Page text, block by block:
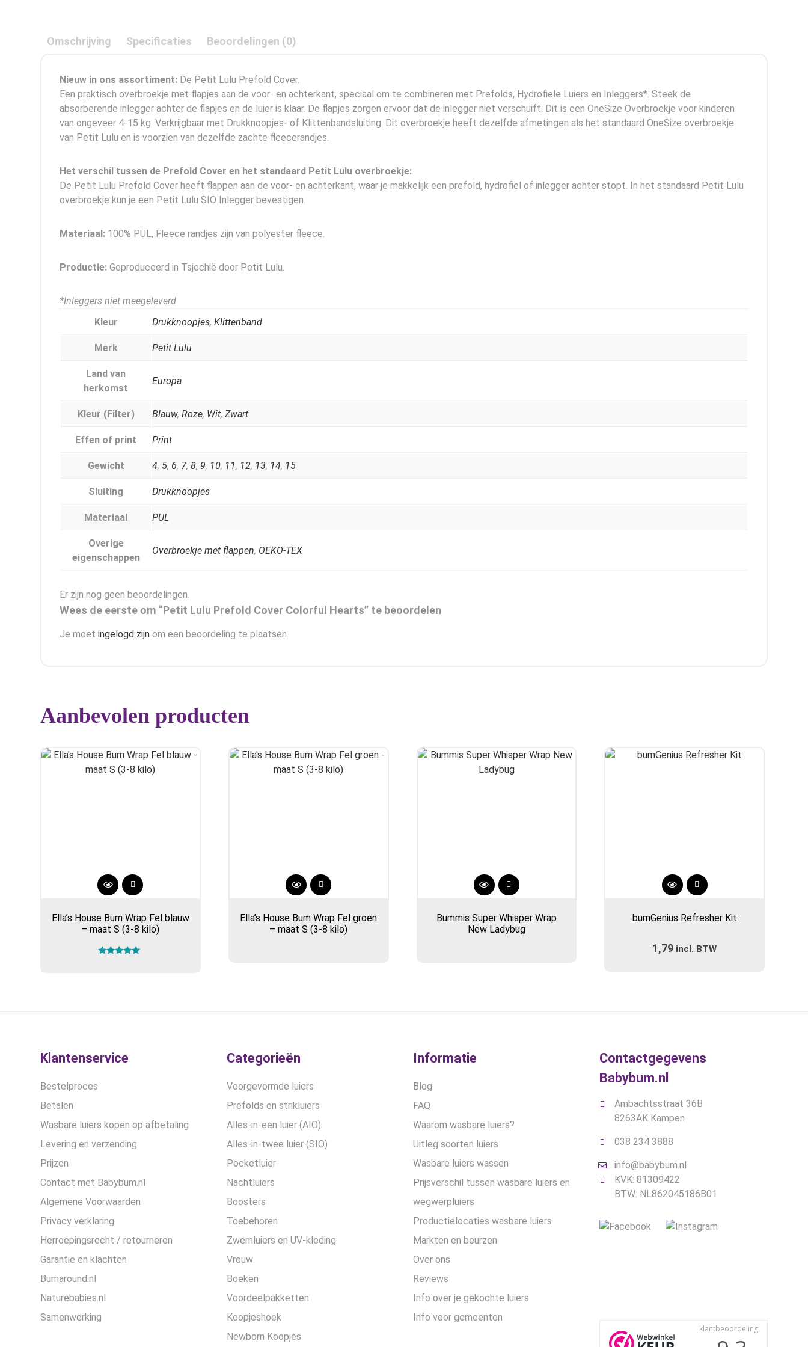
Omschrijving Specificaties Beoordelingen (0)
Nieuw in ons assortiment: De Petit Lulu Prefold Cover.
Een praktisch overbroekje met flapjes aan de voor- en achterkant, speciaal om te combineren met Prefolds, Hydrofiele Luiers en Inleggers*. Steek de
absorberende inlegger achter de flapjes en de luier is klaar. De flapjes zorgen ervoor dat de inlegger niet verschuift. Dit is een OneSize Overbroekje voor kinderen
van ongeveer 4-15 kg. Verkrijgbaar met Drukknoopjes- of Klittenbandsluiting. Dit overbroekje heeft dezelfde afmetingen als het standaard OneSize overbroekje
van Petit Lulu en is voorzien van dezelfde zachte fleecerandjes.
Het verschil tussen de Prefold Cover en het standaard Petit Lulu overbroekje:
De Petit Lulu Prefold Cover heeft flappen aan de voor- en achterkant, waar je makkelijk een prefold, hydrofiel of inlegger achter stopt. In het standaard Petit Lulu
overbroekje kun je een Petit Lulu SIO Inlegger bevestigen.
Materiaal: 100% PUL, Fleece randjes zijn van polyester fleece.
Productie: Geproduceerd in Tsjechië door Petit Lulu.
*Inleggers niet meegeleverd
Kleur
Drukknoopjes, Klittenband
Merk Petit Lulu
Land van
herkomst
Europa
Kleur (Filter) Blauw, Roze, Wit, Zwart
Effen of print Print
Gewicht 4, 5, 6, 7, 8, 9, 10, 11, 12, 13, 14, 15
Sluiting Drukknoopjes
Materiaal PUL
Overige
eigenschappen
Overbroekje met flappen, OEKO-TEX
Er zijn nog geen beoordelingen.
Wees de eerste om “Petit Lulu Prefold Cover Colorful Hearts” te beoordelen
Je moet ingelogd zijn om een beoordeling te plaatsen.
Aanbevolen producten
Ella’s House Bum Wrap Fel blauw
– maat S (3-8 kilo)
Ella’s House Bum Wrap Fel groen
– maat S (3-8 kilo)
Bummis Super Whisper Wrap
New Ladybug
bumGenius Refresher Kit
1,79 incl. BTW
Klantenservice
Bestelproces
Betalen
Wasbare luiers kopen op afbetaling
Levering en verzending
Prijzen
Contact met Babybum.nl
Algemene Voorwaarden
Privacy verklaring
Herroepingsrecht / retourneren
Garantie en klachten
Bumaround.nl
Naturebabies.nl
Samenwerking
Categorieën
Voorgevormde luiers
Prefolds en strikluiers
Alles-in-een luier (AIO)
Alles-in-twee luier (SIO)
Pocketluier
Nachtluiers
Boosters
Toebehoren
Zwemluiers en UV-kleding
Vrouw
Boeken
Voordeelpakketten
Koopjeshoek
Newborn Koopjes
Informatie
Blog
FAQ
Waarom wasbare luiers?
Uitleg soorten luiers
Wasbare luiers wassen
Prijsverschil tussen wasbare luiers en
wegwerpluiers
Productielocaties wasbare luiers
Markten en beurzen
Over ons
Reviews
Info over je gekochte luiers
Info voor gemeenten
Contactgegevens
Babybum.nl
Ambachtsstraat 36B
8263AK Kampen
038 234 3888
info@babybum.nl
KVK: 81309422
BTW: NL862045186B01